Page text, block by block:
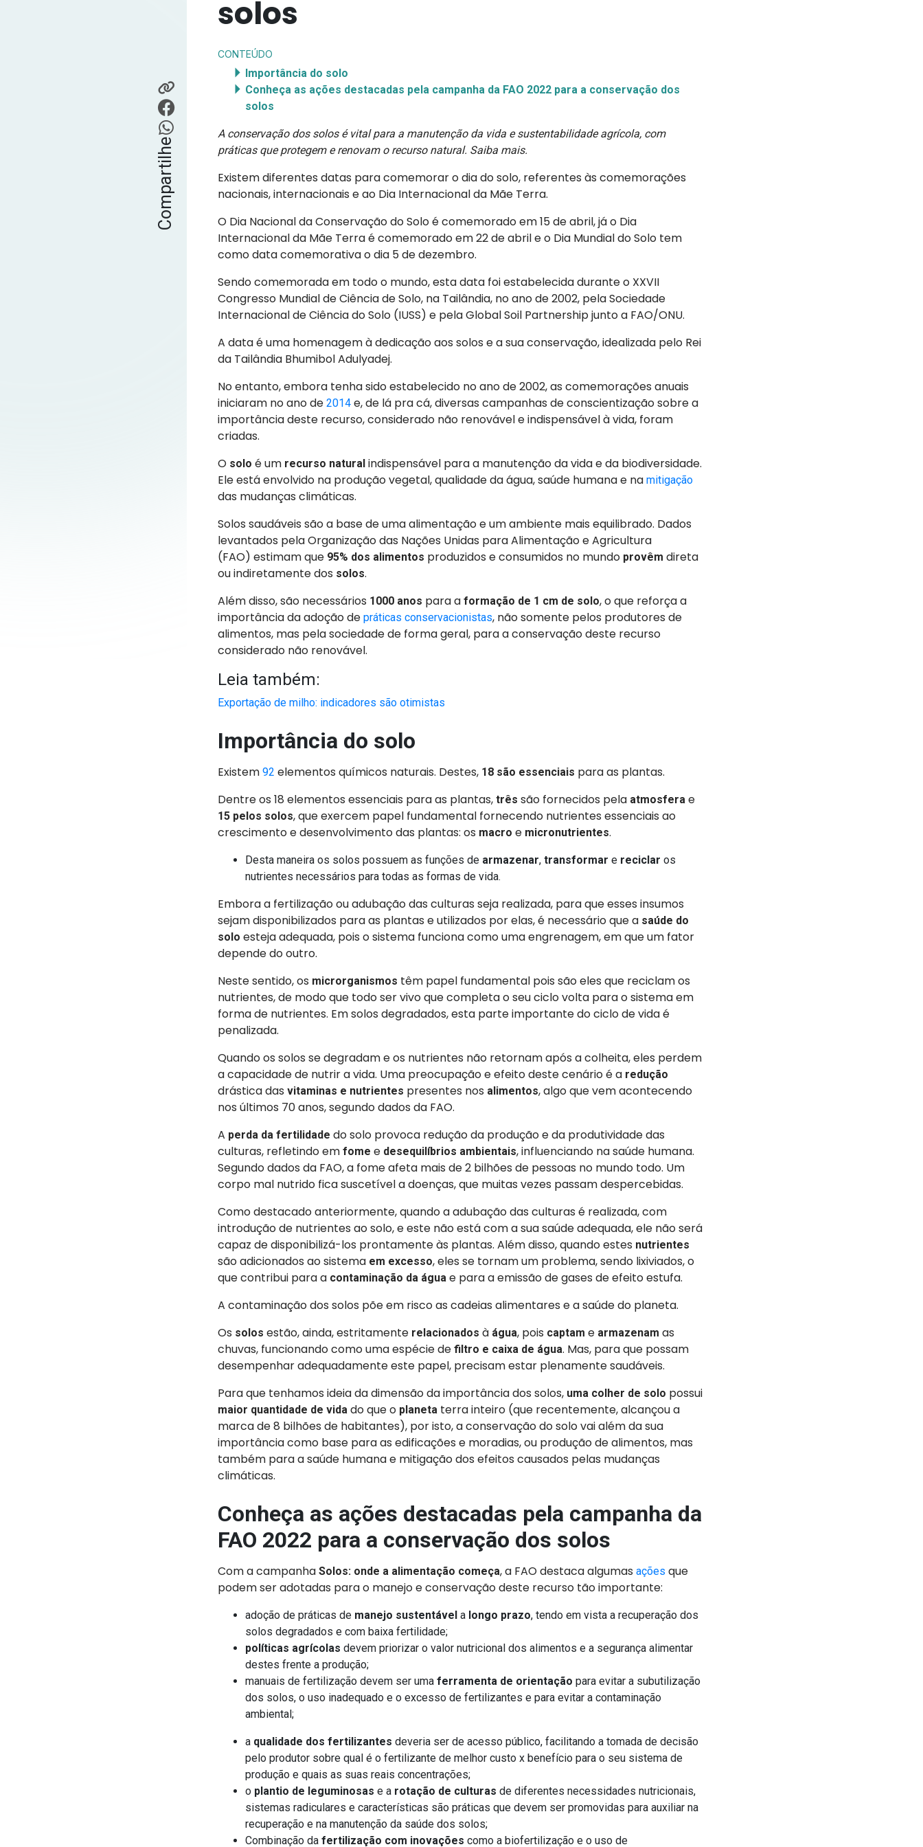
Compartilhe
solos
CONTEÚDO
Importância do solo
Conheça as ações destacadas pela campanha da FAO 2022 para a conservação dos
solos
A conservação dos solos é vital para a manutenção da vida e sustentabilidade agrícola, com
práticas que protegem e renovam o recurso natural. Saiba mais.
Existem diferentes datas para comemorar o dia do solo, referentes às comemorações
nacionais, internacionais e ao Dia Internacional da Mãe Terra.
O Dia Nacional da Conservação do Solo é comemorado em 15 de abril, já o Dia
Internacional da Mãe Terra é comemorado em 22 de abril e o Dia Mundial do Solo tem
como data comemorativa o dia 5 de dezembro.
Sendo comemorada em todo o mundo, esta data foi estabelecida durante o XXVII
Congresso Mundial de Ciência de Solo, na Tailândia, no ano de 2002, pela Sociedade
Internacional de Ciência do Solo (IUSS) e pela Global Soil Partnership junto a FAO/ONU.
A data é uma homenagem à dedicação aos solos e a sua conservação, idealizada pelo Rei
da Tailândia Bhumibol Adulyadej.
No entanto, embora tenha sido estabelecido no ano de 2002, as comemorações anuais
iniciaram no ano de 2014e, de lá pra cá, diversas campanhas de conscientização sobre a
importância deste recurso, considerado não renovável e indispensável à vida, foram
criadas.
O solo é umrecurso natural indispensável para a manutenção da vida e da biodiversidade.
Ele está envolvido na produção vegetal, qualidade da água, saúde humana e na mitigação
das mudanças climáticas.
Solos saudáveis são a base de uma alimentação e um ambiente mais equilibrado. Dados
levantados pela Organização das Nações Unidas para Alimentação e Agricultura
(FAO) estimam que 95% dos alimentos produzidos e consumidos no mundo provêm direta
ou indiretamente dos solos.
Além disso, são necessários 1000 anos para a formação de 1 cm de solo, o que reforça a
importância da adoção de práticas conservacionistas, não somente pelos produtores de
alimentos, mas pela sociedade de forma geral, para a conservação deste recurso
considerado não renovável.
Leia também:
Exportação de milho: indicadores são otimistas
Importância do solo
Existem 92 elementos químicos naturais. Destes, 18 são essenciais para as plantas.
Dentre os 18 elementos essenciais para as plantas, três são fornecidos pela atmosferae
15 pelos solos, que exercem papel fundamental fornecendo nutrientes essenciais ao
crescimento e desenvolvimento das plantas: os macro e micronutrientes.
Desta maneira os solos possuem as funções de armazenar, transformar e reciclar os
nutrientes necessários para todas as formas de vida.
Embora a fertilização ou adubação das culturas seja realizada, para que esses insumos
sejam disponibilizados para as plantas e utilizados por elas, é necessário que a saúde do
solo esteja adequada, pois o sistema funciona como uma engrenagem, em que um fator
depende do outro.
Neste sentido, os microrganismos têm papel fundamental pois são eles que reciclam os
nutrientes, de modo que todo ser vivo que completa o seu ciclo volta para o sistema em
forma de nutrientes. Em solos degradados, esta parte importante do ciclo de vida é
penalizada.
Quando os solos se degradam e os nutrientes não retornam após a colheita, eles perdem
a capacidade de nutrir a vida. Uma preocupação e efeito deste cenário é a redução
drástica das vitaminas e nutrientes presentes nos alimentos, algo que vem acontecendo
nos últimos 70 anos, segundo dados da FAO.
A perda da fertilidade do solo provoca redução da produção e da produtividade das
culturas, refletindo emfome e desequilíbrios ambientais, influenciando na saúde humana.
Segundo dados da FAO, a fome afeta mais de 2 bilhões de pessoas no mundo todo. Um
corpo mal nutrido fica suscetível a doenças, que muitas vezes passam despercebidas.
Como destacado anteriormente, quando a adubação das culturas é realizada, com
introdução de nutrientes ao solo, e este não está com a sua saúde adequada, ele não será
capaz de disponibilizá-los prontamente às plantas. Além disso, quando estes nutrientes
são adicionados ao sistema em excesso, eles se tornam um problema, sendo lixiviados, o
que contribui para a contaminação da águae para a emissão de gases de efeito estufa.
A contaminação dos solos põe em risco as cadeias alimentares e a saúde do planeta.
Os solos estão, ainda, estritamente relacionados à água, pois captam e armazenam as
chuvas, funcionando como uma espécie de filtro e caixa de água. Mas, para que possam
desempenhar adequadamente este papel, precisam estar plenamente saudáveis.
Para que tenhamos ideia da dimensão da importância dos solos, uma colher de solo possui
maior quantidade de vidado que o planetaterra inteiro (que recentemente, alcançou a
marca de 8 bilhões de habitantes), por isto, a conservação do solo vai além da sua
importância como base para as edificações e moradias, ou produção de alimentos, mas
também para a saúde humana e mitigação dos efeitos causados pelas mudanças
climáticas.
Conheça as ações destacadas pela campanha da
FAO 2022 para a conservação dos solos
Com a campanha Solos: onde a alimentação começa, a FAO destaca algumas ações que
podem ser adotadas para o manejo e conservação deste recurso tão importante:
adoção de práticas de manejo sustentávelalongo prazo, tendo em vista a recuperação dos
solos degradados e com baixa fertilidade;
políticas agrícolas devem priorizar o valor nutricional dos alimentos e a segurança alimentar
destes frente a produção;
manuais de fertilização devem ser uma ferramenta de orientação para evitar a subutilização
dos solos, o uso inadequado e o excesso de fertilizantes e para evitar a contaminação
ambiental;
aqualidade dos fertilizantes deveria ser de acesso público, facilitando a tomada de decisão
pelo produtor sobre qual é o fertilizante de melhor custo x benefício para o seu sistema de
produção e quais as suas reais concentrações;
oplantio de leguminosas e a rotação de culturas de diferentes necessidades nutricionais,
sistemas radiculares e características são práticas que devem ser promovidas para auxiliar na
recuperação e na manutenção da saúde dos solos;
Combinação dafertilização com inovações como a biofertilização e o uso de